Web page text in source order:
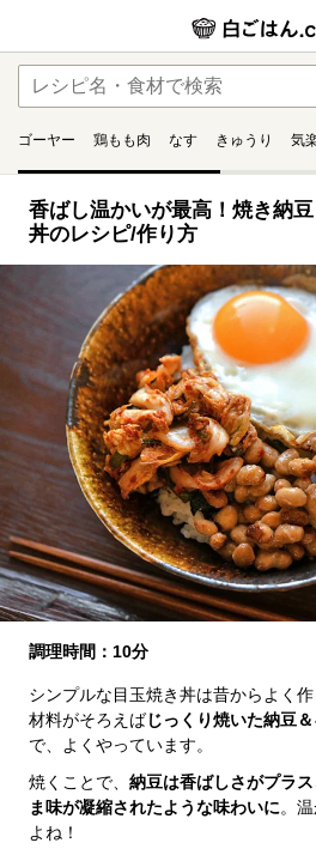
ゴーヤー 鶏もも肉 なす きゅうり 気
香ばし温かいが最高！焼き納
丼のレシピ/作り方
調理時間：10分
シンプルな目玉焼き丼は昔からよく
材料がそろえばじっくり焼いた納豆
で、よくやっています。
焼くことで、 納豆は香ばしさがプラ
ま味が凝縮されたような味わいに。
よね！